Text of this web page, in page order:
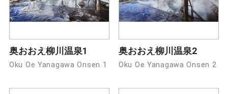
奥おおえ柳川温泉1
Oku Oe Yanagawa Onsen 1
奥おおえ柳川温泉2
Oku Oe Yanagawa Onsen 2